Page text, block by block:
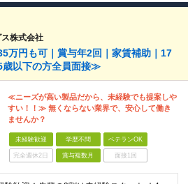
株式会社
万円も可｜賞与年2回｜家賃補助｜17
以下の方全員面接≫
≪ニーズが高い製品だから、未経験でも提案しや
すい！！≫ 無くならない業界で、安心して働き
ませんか？
未経験歓迎 学歴不問 ベテランOK
完全週休2日 賞与複数月 面接1回